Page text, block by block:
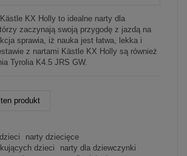
KX Holly to idealne narty dla
zaczynają swoją przygodę z jazdą na
sprawia, iż nauka jest łatwa, lekka i
z nartami Kästle KX Holly są również
Tyrolia K4.5 JRS GW.
produkt
narty dziecięce
dzieci
narty dla dziewczynki